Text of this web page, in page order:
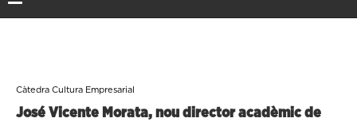
Càtedra Cultura Empresarial
José Vicente Morata, nou director acadèmic de